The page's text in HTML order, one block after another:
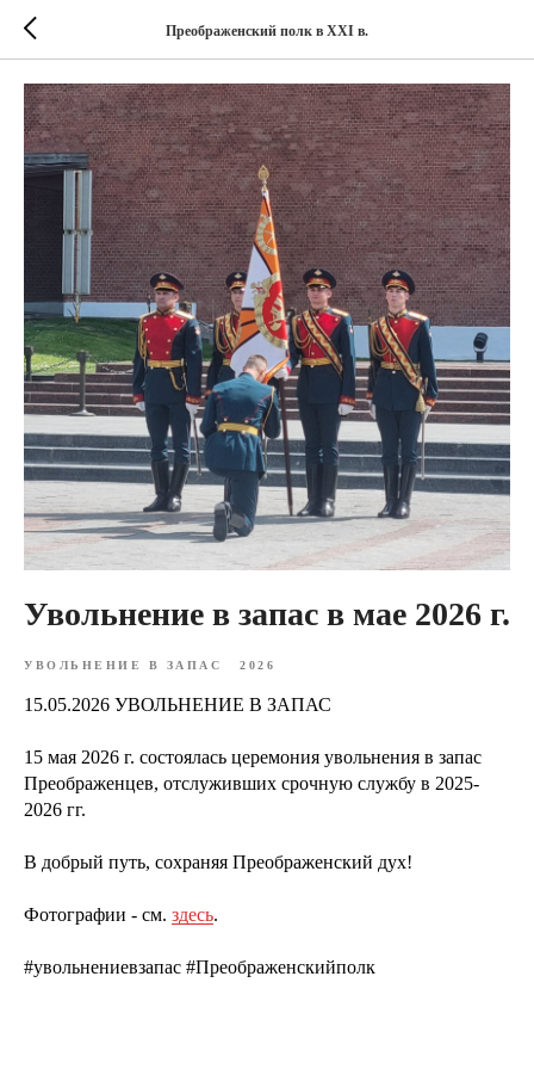
Преображенский полк в XXI в.
Увольнение в запас в мае 2026 г.
УВОЛЬНЕНИЕ В ЗАПАС 2026
15.05.2026 УВОЛЬНЕНИЕ В ЗАПАС
15 мая 2026 г. состоялась церемония увольнения в запас
Преображенцев, отслуживших срочную службу в 2025-
2026 гг.
В добрый путь, сохраняя Преображенский дух!
Фотографии - см. здесь.
#увольнениевзапас #Преображенскийполк